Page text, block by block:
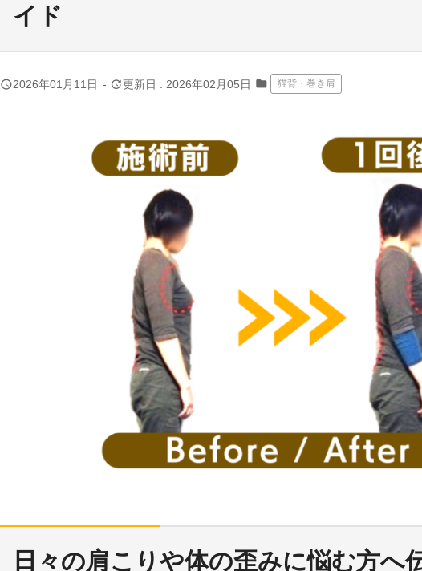
イド
query_builder2026年01月11日 - update更新日 : 2026年02月05日 folder 猫背・巻き肩
日々の肩こりや体の歪みに悩む方へ